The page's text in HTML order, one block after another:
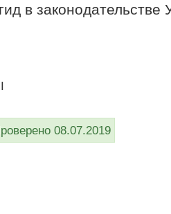
в законодательстве
08.07.2019